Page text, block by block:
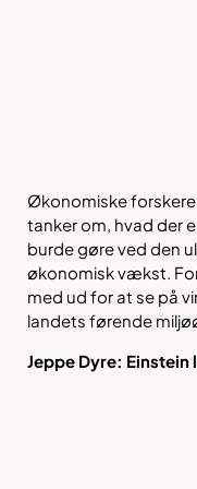
Økonomiske
tanker om, hvad der
burde gøre ved den
økonomisk vækst.
med ud for at se på
landets førende
Jeppe Dyre: Einstein